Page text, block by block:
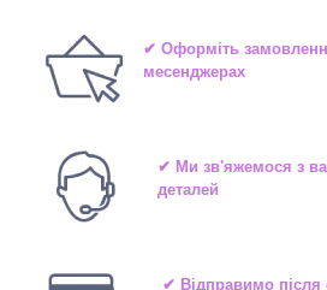
✔ Оформіть
месенджерах
✔ Ми зв'яжемося з
деталей
✔ Відправимо після